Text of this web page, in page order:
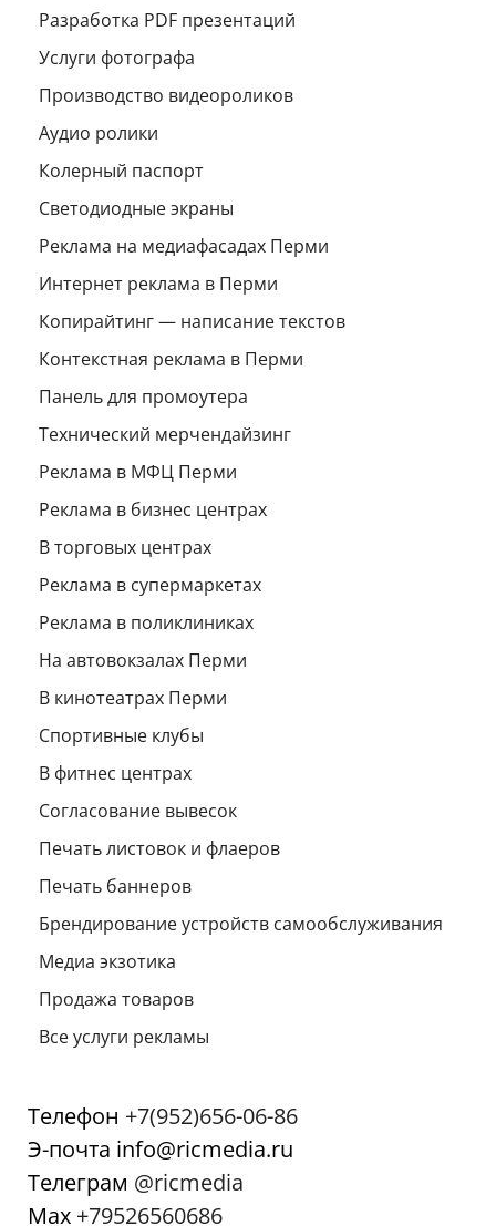
Разработка PDF презентаций
Услуги фотографа
Производство видеороликов
Аудио ролики
Колерный паспорт
Светодиодные экраны
Реклама на медиафасадах Перми
Интернет реклама в Перми
Копирайтинг — написание текстов
Контекстная реклама в Перми
Панель для промоутера
Технический мерчендайзинг
Реклама в МФЦ Перми
Реклама в бизнес центрах
В торговых центрах
Реклама в супермаркетах
Реклама в поликлиниках
На автовокзалах Перми
В кинотеатрах Перми
Спортивные клубы
В фитнес центрах
Согласование вывесок
Печать листовок и флаеров
Печать баннеров
Брендирование устройств самообслуживания
Медиа экзотика
Продажа товаров
Все услуги рекламы
Телефон +7(952)656-06-86
Э-почта info@ricmedia.ru
Телеграм @ricmedia
Мах +79526560686